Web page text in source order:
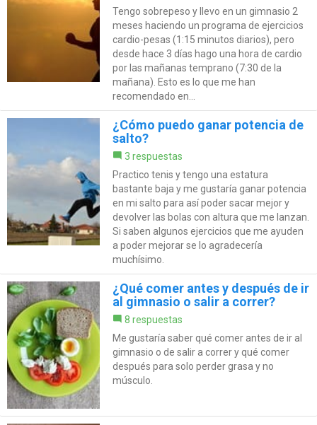
Tengo sobrepeso y llevo en un gimnasio 2
meses haciendo un programa de ejercicios
cardio-pesas (1:15 minutos diarios), pero
desde hace 3 días hago una hora de cardio
por las mañanas temprano (7:30 de la
mañana). Esto es lo que me han
recomendado en...
¿Cómo puedo ganar potencia de
salto?
3 respuestas
Practico tenis y tengo una estatura
bastante baja y me gustaría ganar potencia
en mi salto para así poder sacar mejor y
devolver las bolas con altura que me lanzan.
Si saben algunos ejercicios que me ayuden
a poder mejorar se lo agradecería
muchísimo.
¿Qué comer antes y después de ir
al gimnasio o salir a correr?
8 respuestas
Me gustaría saber qué comer antes de ir al
gimnasio o de salir a correr y qué comer
después para solo perder grasa y no
músculo.